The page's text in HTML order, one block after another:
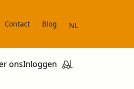
Contact Blog NL
onsInloggen